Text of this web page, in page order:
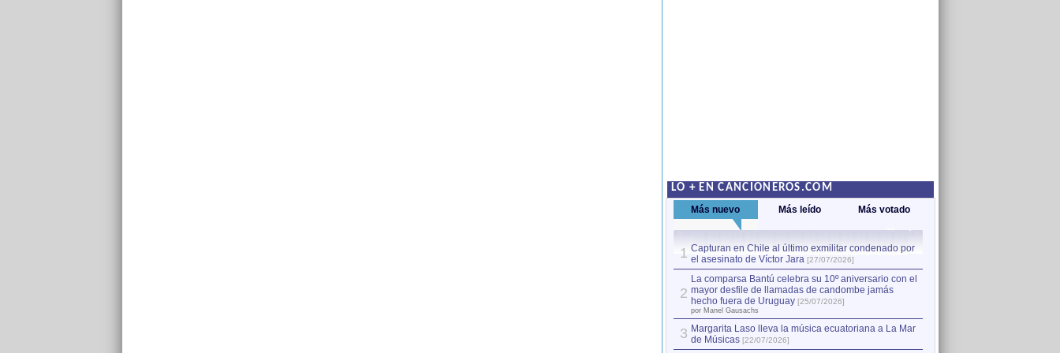
LO + EN CANCIONEROS.COM
Más nuevo Más leído Más votado
1 Capturan en Chile al último exmilitar condenado por
el asesinato de Víctor Jara [27/07/2026]
2
La comparsa Bantú celebra su 10º aniversario con el
mayor desfile de llamadas de candombe jamás
hecho fuera de Uruguay [25/07/2026]
por Manel Gausachs
3 Margarita Laso lleva la música ecuatoriana a La Mar
de Músicas [22/07/2026]